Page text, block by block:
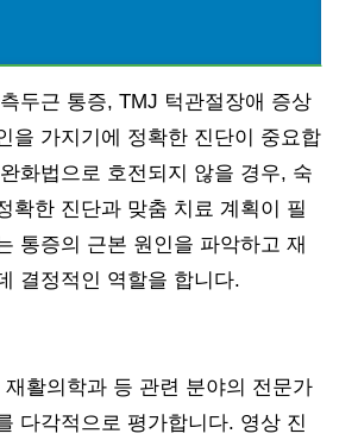
두근 통증, TMJ 턱관절장애 증상
을 가지기에 정확한 진단이 중요합
화법으로 호전되지 않을 경우, 숙
확한 진단과 맞춤 치료 계획이 필
통증의 근본 원인을 파악하고 재
결정적인 역할을 합니다.
활의학과 등 관련 분야의 전문가
다각적으로 평가합니다. 영상 진